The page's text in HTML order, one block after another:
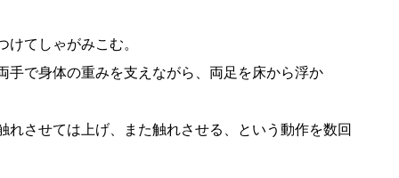
てしゃがみこむ。
で身体の重みを支えながら、両足を床から浮か
させては上げ、また触れさせる、という動作を数回